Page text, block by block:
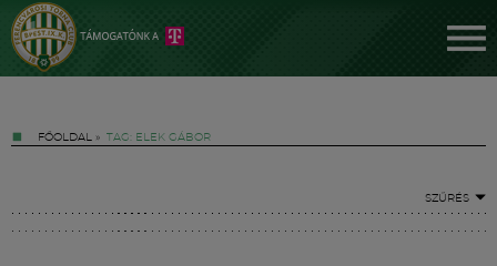
FŐOLDAL » TAG: ELEK GÁBOR
SZŰRÉS